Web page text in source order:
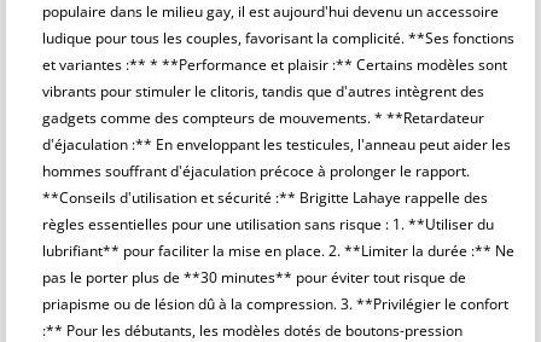
populaire dans le milieu gay, il est aujourd'hui devenu un accessoire
ludique pour tous les couples, favorisant la complicité. **Ses fonctions
et variantes :** * **Performance et plaisir :** Certains modèles sont
vibrants pour stimuler le clitoris, tandis que d'autres intègrent des
gadgets comme des compteurs de mouvements. * **Retardateur
d'éjaculation :** En enveloppant les testicules, l'anneau peut aider les
hommes souffrant d'éjaculation précoce à prolonger le rapport.
**Conseils d'utilisation et sécurité :** Brigitte Lahaye rappelle des
règles essentielles pour une utilisation sans risque : 1. **Utiliser du
lubrifiant** pour faciliter la mise en place. 2. **Limiter la durée :** Ne
pas le porter plus de **30 minutes** pour éviter tout risque de
priapisme ou de lésion dû à la compression. 3. **Privilégier le confort
:** Pour les débutants, les modèles dotés de boutons-pression